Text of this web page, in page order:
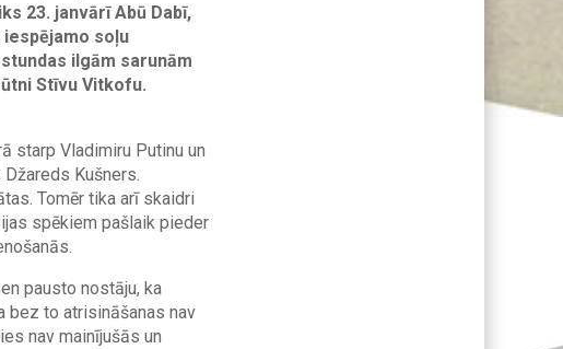
23. janvārī Abū Dabī,
soļu
ilgām sarunām
Stīvu Vitkofu.
starp Vladimiru Putinu un
Kušners.
Tomēr tika arī skaidri
spēkiem pašlaik pieder
pausto nostāju, ka
bez to atrisināšanas nav
nav mainījušās un